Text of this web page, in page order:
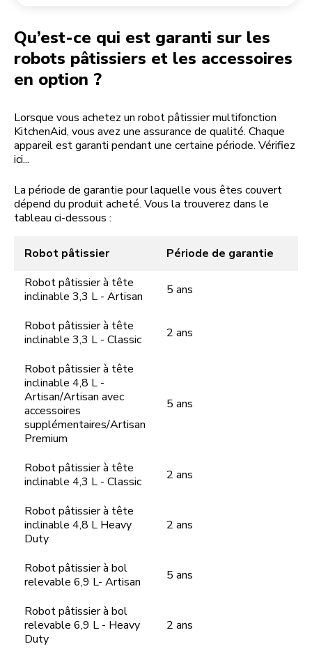
Qu’est-ce qui est garanti sur les
robots pâtissiers et les accessoires
en option ?
Lorsque vous achetez un robot pâtissier multifonction
KitchenAid, vous avez une assurance de qualité. Chaque
appareil est garanti pendant une certaine période. Vérifiez
ici...
La période de garantie pour laquelle vous êtes couvert
dépend du produit acheté. Vous la trouverez dans le
tableau ci-dessous :
Robot pâtissier
Période de garantie
Robot pâtissier à tête
inclinable 3,3 L - Artisan
5 ans
Robot pâtissier à tête
inclinable 3,3 L - Classic
2 ans
Robot pâtissier à tête
inclinable 4,8 L -
Artisan/Artisan avec
accessoires
supplémentaires/Artisan
Premium
5 ans
Robot pâtissier à tête
inclinable 4,3 L - Classic
2 ans
Robot pâtissier à tête
inclinable 4,8 L Heavy
Duty
2 ans
Robot pâtissier à bol
relevable 6,9 L- Artisan
5 ans
Robot pâtissier à bol
relevable 6,9 L - Heavy
Duty
2 ans